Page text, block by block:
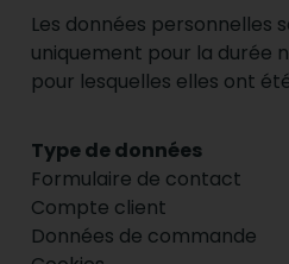
Les données personnelles
uniquement pour la durée
pour lesquelles elles ont
Type de données
Formulaire de contact
Compte client
Données de commande